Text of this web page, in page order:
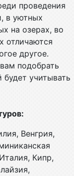
проведения
в уютных
на озерах, во
отличаются
другое.
подобрать
учитывать
Венгрия,
Кипр,